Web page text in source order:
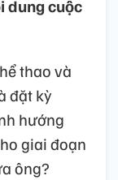
dung cuộc
thao và
đặt kỳ
hướng
giai đoạn
ông?